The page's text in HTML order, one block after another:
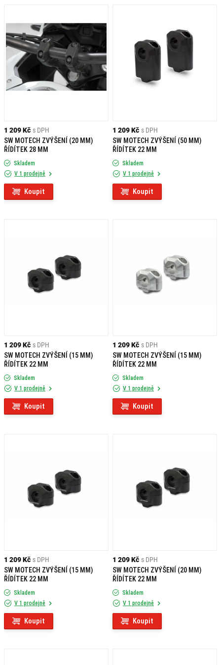
22 mm nebo 28 mm),požadovaná výška zdvihu
. Pokud
preferujete dlouhé cestovní trasy, vyšší řídítka pomohou snížit tlak na zápěstí
a zajistit vzpřímenější posed. Pro off-road jízdu může být kromě samotného
zdvihu důležité i posunutí řídítek dopředu, což zlepší stabilitu a kontrolu při
jízdě v náročném terénu.
Ať už jezdíte po silnici nebo v terénu, správné nastavení řídítek vám poskytne
1 209 Kč s DPH
SW MOTECH ZVÝŠENÍ (20 MM)
ŘÍDÍTEK 28 MM
Skladem
V 1 prodejně
Koupit
1 209 Kč s DPH
SW MOTECH ZVÝŠENÍ (50 MM)
ŘÍDÍTEK 22 MM
Skladem
V 1 prodejně
Koupit
1 209 Kč s DPH
SW MOTECH ZVÝŠENÍ (15 MM)
ŘÍDÍTEK 22 MM
Skladem
V 1 prodejně
Koupit
1 209 Kč s DPH
SW MOTECH ZVÝŠENÍ (15 MM)
ŘÍDÍTEK 22 MM
Skladem
V 1 prodejně
Koupit
1 209 Kč s DPH
SW MOTECH ZVÝŠENÍ (15 MM)
ŘÍDÍTEK 22 MM
Skladem
V 1 prodejně
Koupit
1 209 Kč s DPH
SW MOTECH ZVÝŠENÍ (20 MM)
ŘÍDÍTEK 22 MM
Skladem
V 1 prodejně
Koupit